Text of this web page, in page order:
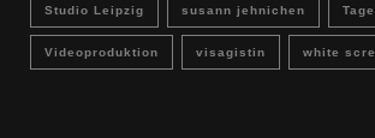
Studio Leipzig susann jehnichen
Videoproduktion visagistin white